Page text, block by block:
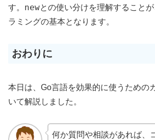
す。 newとの使い分けを理解すること
ラミングの基本となります。
おわりに
本日は、Go言語を効果的に使うための
いて解説しました。
何か質問や相談があれば、